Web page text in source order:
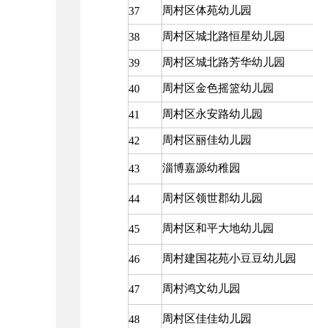
37 周村区体苑幼儿园
38 周村区城北路恒星幼儿园
39 周村区城北路芳华幼儿园
40 周村区金色摇篮幼儿园
41 周村区永安路幼儿园
42 周村区丽佳幼儿园
43 淄博嘉源幼稚园
44 周村区领世郡幼儿园
45 周村区和平大地幼儿园
46 周村建国花苑小豆豆幼儿园
47 周村鸿文幼儿园
48 周村区佳佳幼儿园